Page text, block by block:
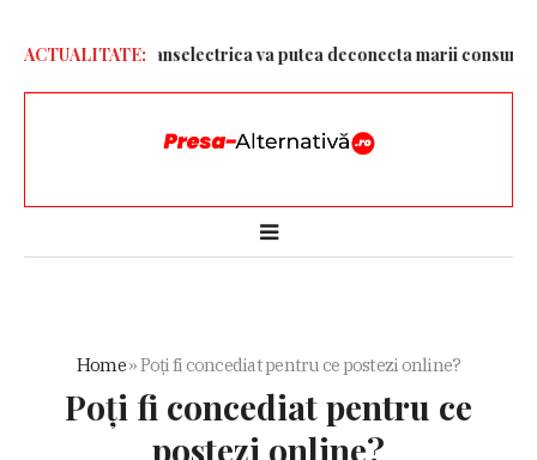
ACTUALITATE:
ploaie. Transelectrica va putea deconecta marii consumatori
Home»Poți fi concediat pentru ce postezi online?
Poți fi concediat pentru ce
postezi online?